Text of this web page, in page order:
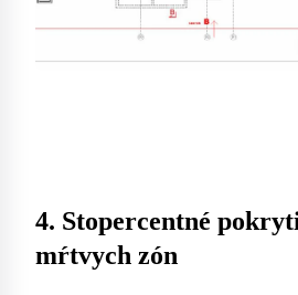
4. Stopercentné
mŕtvych zón